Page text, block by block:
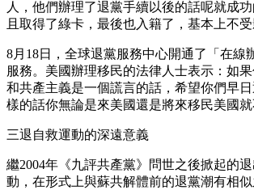
人，他們辦理了退黨手續以後的話呢就成
且取得了綠卡，最後也入籍了，基本上不受
8月18日，全球退黨服務中心開通了「在線
服務。美國辦理移民的法律人士表示：如
和共產主義是一個謊言的話，希望你們早
樣的話你無論是來美國還是將來移民美國就
三退自救運動的深遠意義
繼2004年《九評共產黨》問世之後掀起的
動，在形式上與蘇共解體前的退黨潮有相